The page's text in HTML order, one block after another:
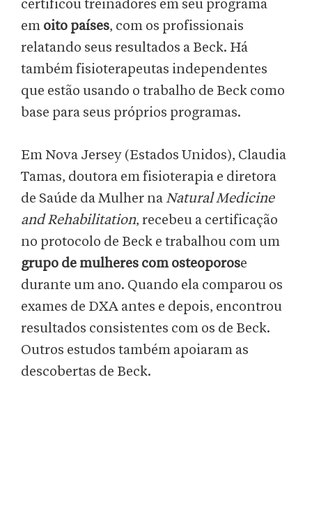
certificou treinadores em seu programa
em oito países, com os profissionais
relatando seus resultados a Beck. Há
também fisioterapeutas independentes
que estão usando o trabalho de Beck como
base para seus próprios programas.
Em Nova Jersey (Estados Unidos), Claudia
Tamas, doutora em fisioterapia e diretora
de Saúde da Mulher naNatural Medicine
and Rehabilitation, recebeu a certificação
no protocolo de Beck e trabalhou com um
grupo de mulheres com osteoporose
durante um ano. Quando ela comparou os
exames de DXA antes e depois, encontrou
resultados consistentes com os de Beck.
Outros estudos também apoiaram as
descobertas de Beck.